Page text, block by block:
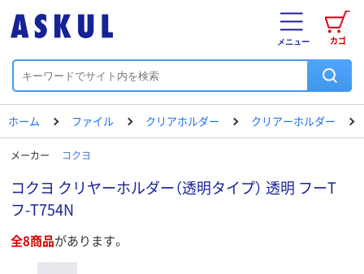
カゴ
メニュー
ホーム ファイル クリアホルダー クリアーホルダー
メーカー コクヨ
コクヨ クリヤーホルダー（透明タイプ） 透明 フーT
フ-T754N
全8商品があります。